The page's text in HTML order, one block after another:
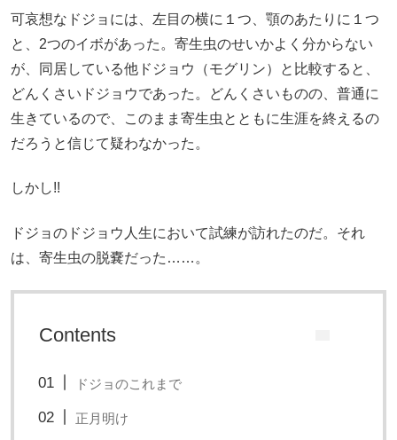
可哀想なドジョには、左目の横に１つ、顎のあたりに１つ
と、2つのイボがあった。寄生虫のせいかよく分からない
が、同居している他ドジョウ（モグリン）と比較すると、
どんくさいドジョウであった。どんくさいものの、普通に
生きているので、このまま寄生虫とともに生涯を終えるの
だろうと信じて疑わなかった。
しかし!!
ドジョのドジョウ人生において試練が訪れたのだ。それ
は、寄生虫の脱嚢だった……。
Contents
ドジョのこれまで
正月明け